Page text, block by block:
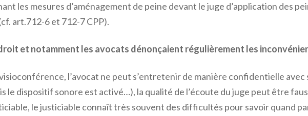
les mesures d’aménagement de peine devant le juge d’application des
art.712-6 et 712-7 CPP).
et notamment les avocats dénonçaient régulièrement les
l’avocat ne peut s’entretenir de manière confidentielle avec
le dispositif sonore est activé…), la qualité de l’écoute du juge peut être
le justiciable connaît très souvent des difficultés pour savoir quand